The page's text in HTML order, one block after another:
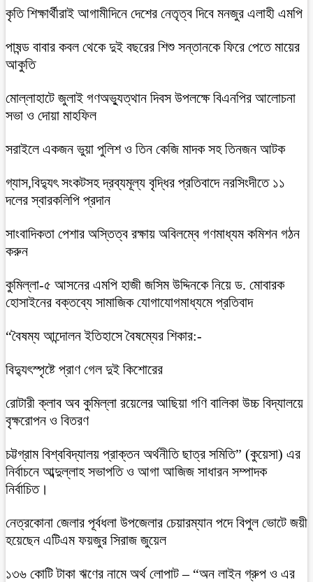
কৃতি শিক্ষার্থীরাই আগামীদিনে দেশের নেতৃত্ব দিবে মনজুর এলাহী এমপি
পাষন্ড বাবার কবল থেকে দুই বছরের শিশু সন্তানকে ফিরে পেতে মায়ের
আকুতি
মোল্লাহাটে জুলাই গণঅভ্যুত্থান দিবস উপলক্ষে বিএনপির আলোচনা
সভা ও দোয়া মাহফিল
সরাইলে একজন ভুয়া পুলিশ ও তিন কেজি মাদক সহ তিনজন আটক
গ্যাস,বিদ্যুৎ সংকটসহ দ্রব্যমূল্য বৃদ্ধির প্রতিবাদে নরসিংদীতে ১১
দলের স্বারকলিপি প্রদান
সাংবাদিকতা পেশার অস্তিত্ব রক্ষায় অবিলম্বে গণমাধ্যম কমিশন গঠন
করুন
কুমিল্লা-৫ আসনের এমপি হাজী জসিম উদ্দিনকে নিয়ে ড. মোবারক
হোসাইনের বক্তব্যে সামাজিক যোগাযোগমাধ্যমে প্রতিবাদ
“বৈষম্য আন্দোলন ইতিহাসে বৈষম্যের শিকার:-
বিদ্যুৎস্পৃষ্টে প্রাণ গেল দুই কিশোরের
রোটারী ক্লাব অব কুমিল্লা রয়েলের আছিয়া গণি বালিকা উচ্চ বিদ্যালয়ে
বৃক্ষরোপন ও বিতরণ
চট্টগ্রাম বিশ্ববিদ্যালয় প্রাক্তন অর্থনীতি ছাত্র সমিতি” (কুয়েসা) এর
নির্বাচনে আব্দুল্লাহ সভাপতি ও আগা আজিজ সাধারন সম্পাদক
নির্বাচিত।
নেত্রকোনা জেলার পূর্বধলা উপজেলার চেয়ারম্যান পদে বিপুল ভোটে জয়ী
হয়েছেন এটিএম ফয়জুর সিরাজ জুয়েল
১৩৬ কোটি টাকা ঋণের নামে অর্থ লোপাট – “অন লাইন গ্রুপ ও এর